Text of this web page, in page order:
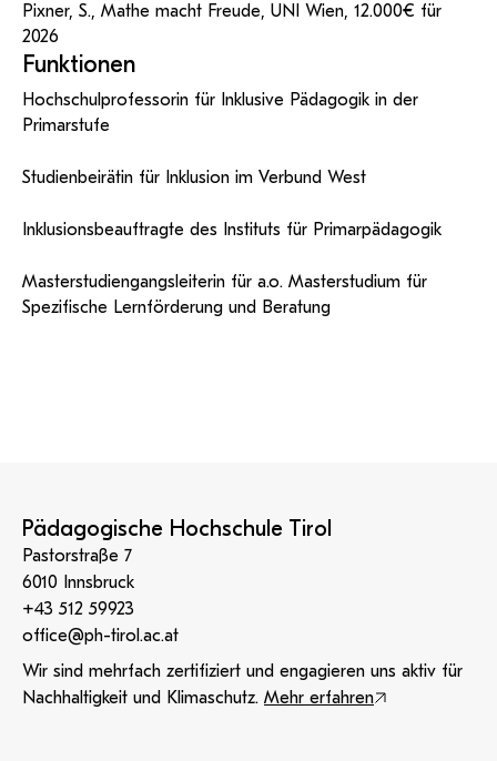
Pixner, S., Mathe macht Freude, UNI Wien, 12.000€ für
2026
Funktionen
Hochschulprofessorin für Inklusive Pädagogik in der
Primarstufe
Studienbeirätin für Inklusion im Verbund West
Inklusionsbeauftragte des Instituts für Primarpädagogik
Masterstudiengangsleiterin für a.o. Masterstudium für
Spezifische Lernförderung und Beratung
Pädagogische Hochschule Tirol
Pastorstraße 7
6010 Innsbruck
+43 512 59923
office@ph-tirol.ac.at
Wir sind mehrfach zertifiziert und engagieren uns aktiv für
Nachhaltigkeit und Klimaschutz. Mehr erfahren